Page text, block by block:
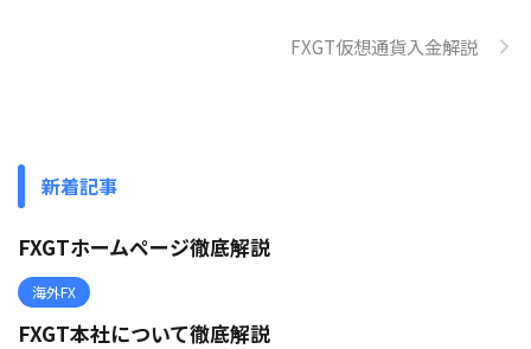
FXGT仮想通貨入金解説
新着記事
FXGTホームページ徹底解説
海外FX
FXGT本社について徹底解説